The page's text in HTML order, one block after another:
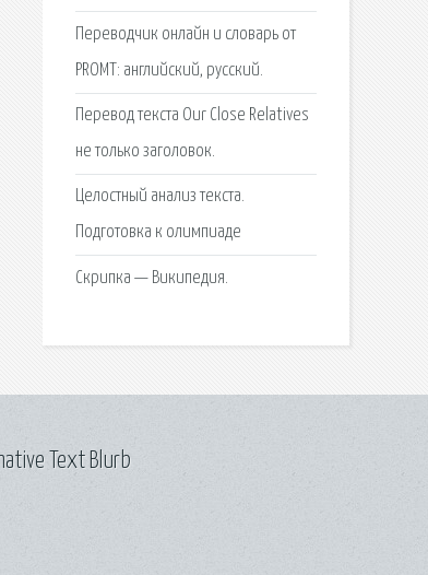
Переводчик онлайн и словарь от
PROMT: английский, русский.
Перевод текста Our Close Relatives
не только заголовок.
Целостный анализ текста.
Подготовка к олимпиаде
Скрипка — Википедия.
Text Blurb